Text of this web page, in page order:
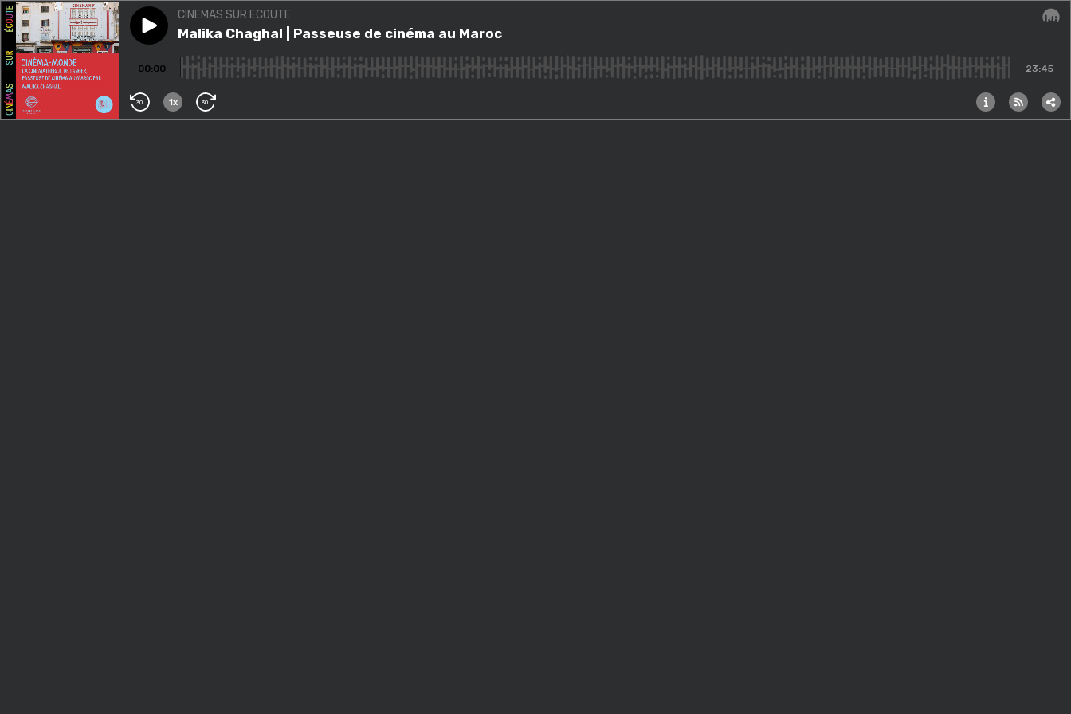
Play episodeMalika Chaghal | Passeuse de cinéma au Maroc
CINEMAS SUR ECOUTE
Malika Chaghal | Passeuse de cinéma au Maroc
00:00 23:45
30 1x 30